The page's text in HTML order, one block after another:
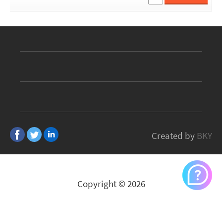
Created by BKY
Copyright © 2026